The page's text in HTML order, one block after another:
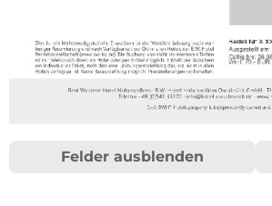
Felder ausblenden